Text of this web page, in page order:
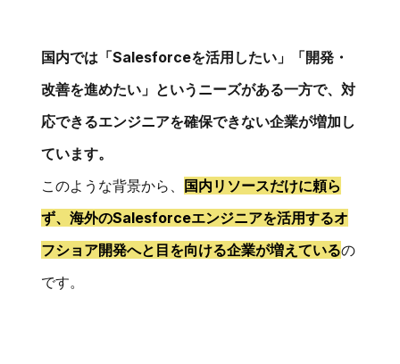
国内では「Salesforceを活用したい」「開発・
改善を進めたい」というニーズがある一方で、対
応できるエンジニアを確保できない企業が増加し
ています。
このような背景から、
国内リソースだけに頼ら
ず、海外のSalesforceエンジニアを活用するオ
フショア開発へと目を向ける企業が増えているの
です。